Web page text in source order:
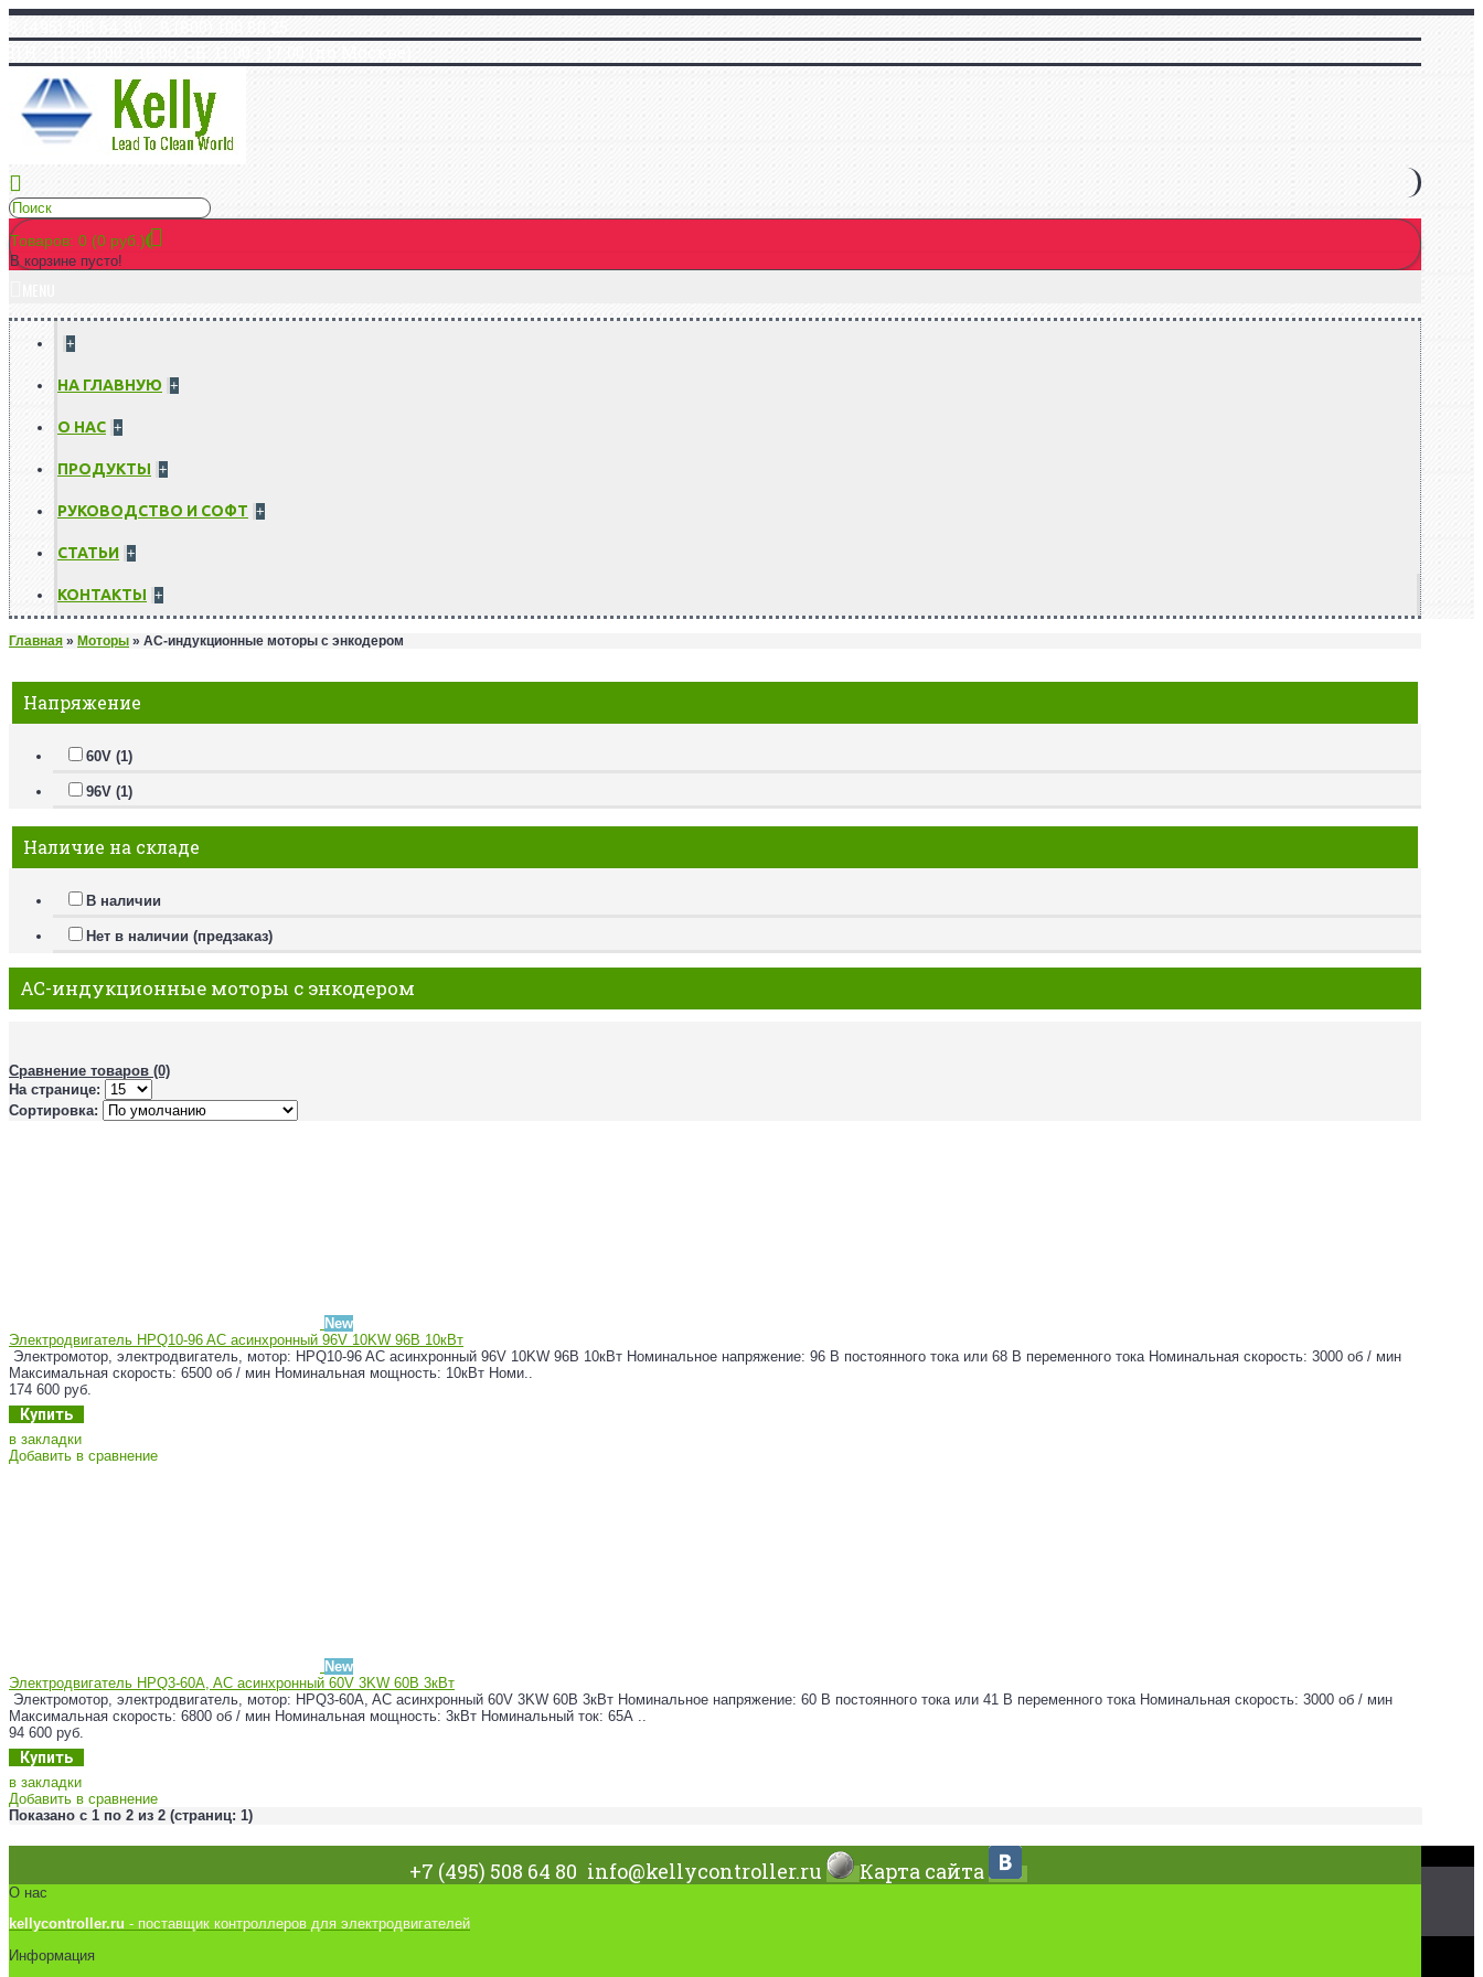
Товаров: 0 (0 руб.)
В корзине пусто!
+
НА ГЛАВНУЮ +
О НАС +
ПРОДУКТЫ +
РУКОВОДСТВО И СОФТ +
СТАТЬИ +
КОНТАКТЫ +
Главная » Моторы » AC-индукционные моторы с энкодером
Напряжение
60V (1)
96V (1)
Наличие на складе
В наличии
Нет в наличии (предзаказ)
AC-индукционные моторы с энкодером
Сравнение товаров (0)
На странице:
Сортировка:
New
Электродвигатель HPQ10-96 AC асинхронный 96V 10KW 96В 10кВт
Электромотор, электродвигатель, мотор: HPQ10-96 AC асинхронный 96V 10KW 96В 10кВт Номинальное напряжение: 96 В постоянного тока или 68 В переменного тока Номинальная скорость: 3000 об / мин
Максимальная скорость: 6500 об / мин Номинальная мощность: 10кВт Номи..
174 600 руб.
Купить
в закладки
Добавить в сравнение
New
Электродвигатель HPQ3-60A, AC асинхронный 60V 3KW 60В 3кВт
Электромотор, электродвигатель, мотор: HPQ3-60A, AC асинхронный 60V 3KW 60В 3кВт Номинальное напряжение: 60 В постоянного тока или 41 В переменного тока Номинальная скорость: 3000 об / мин
Максимальная скорость: 6800 об / мин Номинальная мощность: 3кВт Номинальный ток: 65А ..
94 600 руб.
Купить
в закладки
Добавить в сравнение
Показано с 1 по 2 из 2 (страниц: 1)
+7 (495) 508 64 80 info@kellycontroller.ru Карта сайта
О нас
kellycontroller.ru - поставщик контроллеров для электродвигателей
Информация